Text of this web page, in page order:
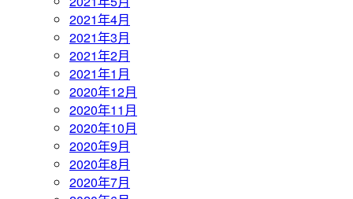
2021年4月
2021年3月
2021年2月
2021年1月
2020年12月
2020年11月
2020年10月
2020年9月
2020年8月
2020年7月